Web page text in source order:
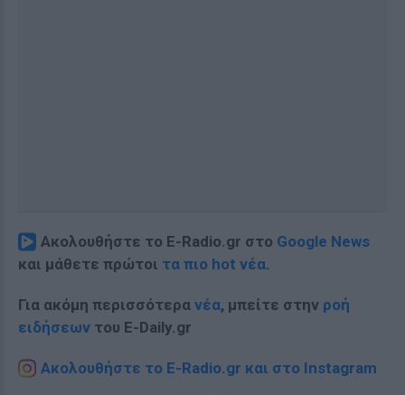
Ακολουθήστε το E-Radio.gr στο Google News
και μάθετε πρώτοι τα πιο hot νέα.
Για ακόμη περισσότερα νέα, μπείτε στην ροή
ειδήσεων του E-Daily.gr
Ακολουθήστε το E-Radio.gr και στο Instagram